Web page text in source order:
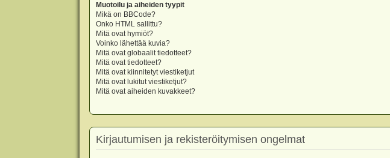
Muotoilu ja aiheiden tyypit
Mikä on BBCode?
Onko HTML sallittu?
Mitä ovat hymiöt?
Voinko lähettää kuvia?
Mitä ovat globaalit tiedotteet?
Mitä ovat tiedotteet?
Mitä ovat kiinnitetyt viestiketjut
Mitä ovat lukitut viestiketjut?
Mitä ovat aiheiden kuvakkeet?
Kirjautumisen ja rekisteröitymisen ongelmat